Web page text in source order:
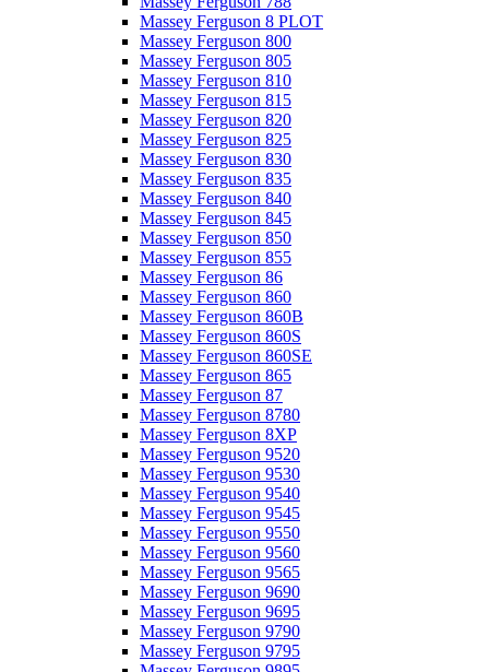
Massey Ferguson 8 PLOT
Massey Ferguson 800
Massey Ferguson 805
Massey Ferguson 810
Massey Ferguson 815
Massey Ferguson 820
Massey Ferguson 825
Massey Ferguson 830
Massey Ferguson 835
Massey Ferguson 840
Massey Ferguson 845
Massey Ferguson 850
Massey Ferguson 855
Massey Ferguson 86
Massey Ferguson 860
Massey Ferguson 860B
Massey Ferguson 860S
Massey Ferguson 860SE
Massey Ferguson 865
Massey Ferguson 87
Massey Ferguson 8780
Massey Ferguson 8XP
Massey Ferguson 9520
Massey Ferguson 9530
Massey Ferguson 9540
Massey Ferguson 9545
Massey Ferguson 9550
Massey Ferguson 9560
Massey Ferguson 9565
Massey Ferguson 9690
Massey Ferguson 9695
Massey Ferguson 9790
Massey Ferguson 9795